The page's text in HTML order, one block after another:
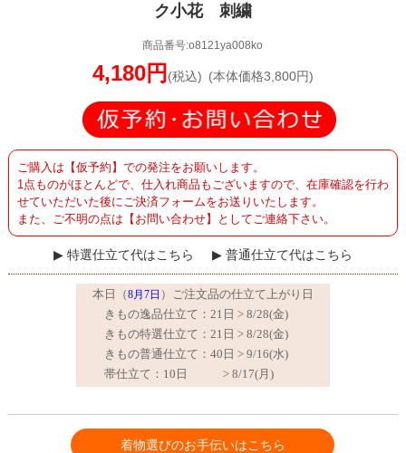
ク小花 刺繍
商品番号:o8121ya008ko
4,180円 (税込) (本体価格3,800円)
ご購入は【仮予約】での発注をお願いします。
1点ものがほとんどで、仕入れ商品もございますので、在庫確認を行わ
せていただいた後にご決済フォームをお送りいたします。
また、ご不明の点は【お問い合わせ】としてご連絡下さい。
特選仕立て代はこちら 普通仕立て代はこちら
着物選びのお手伝いはこちら